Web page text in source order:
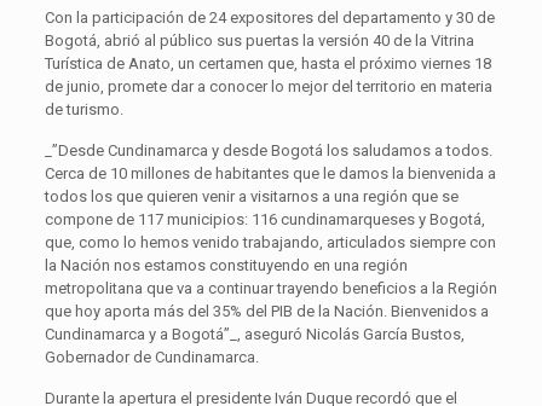
Con la participación de 24 expositores del departamento y 30 de
Bogotá, abrió al público sus puertas la versión 40 de la Vitrina
Turística de Anato, un certamen que, hasta el próximo viernes 18
de junio, promete dar a conocer lo mejor del territorio en materia
de turismo.
_”Desde Cundinamarca y desde Bogotá los saludamos a todos.
Cerca de 10 millones de habitantes que le damos la bienvenida a
todos los que quieren venir a visitarnos a una región que se
compone de 117 municipios: 116 cundinamarqueses y Bogotá,
que, como lo hemos venido trabajando, articulados siempre con
la Nación nos estamos constituyendo en una región
metropolitana que va a continuar trayendo beneficios a la Región
que hoy aporta más del 35% del PIB de la Nación. Bienvenidos a
Cundinamarca y a Bogotá”_, aseguró Nicolás García Bustos,
Gobernador de Cundinamarca.
Durante la apertura el presidente Iván Duque recordó que el